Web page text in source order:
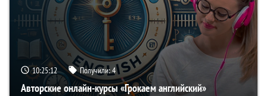
10:25:11 Получили:4
Авторские онлайн-курсы «Грокаем английский»